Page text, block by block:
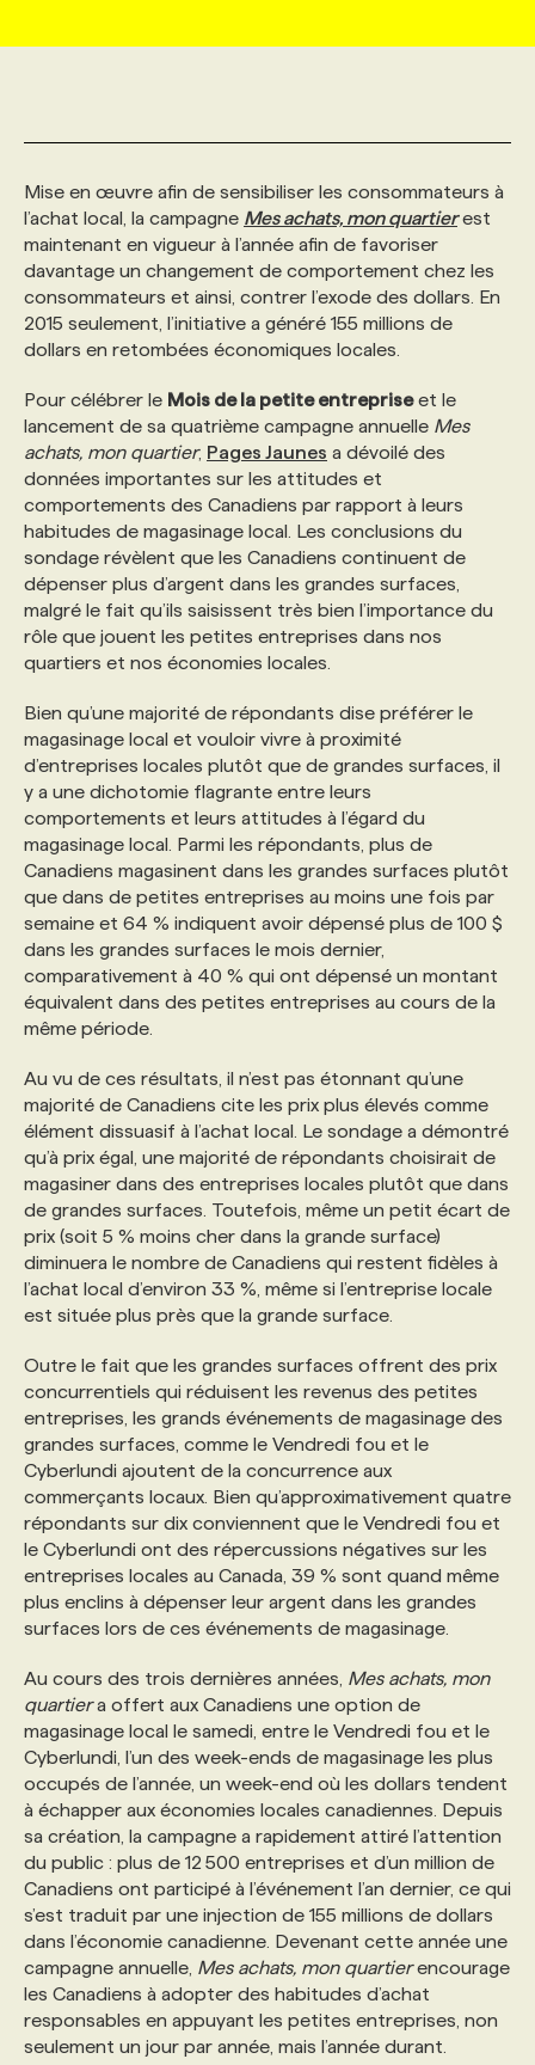
AFFAIRES DE L'INDUSTRIE
INITIATIVES NUMÉRIQUES
PRIX ET DISTINCTIONS
WEB & MÉDIAS SOCIAUX
MARKETING DURABLE
GEO/SEO
NOS AUTEUR‧RICES
INFOLETTRE PUBLICITÉ
ANNONCEZ AVEC NOUS
CONSULTER LA CVTHÈQUE
PROFIL ENTREPRISE
FAQ
ANNONCEZ AVEC NOUS
VOIR LES OFFRES
PROFIL CANDIDAT
FAQ
ANNONCEZ AVEC NOUS
NOS FORMATIONS EN LIGNE
NOS PARCOURS DE FORMATIONS
FORMATIONS PERSONNALISÉES
POURQUOI CHOISIR NOS FORMATIONS
NOS TARIFS
PROGRAMMES DE SUBVENTIONS
FAQ
ANNONCEZ AVEC NOUS
CHASSE DE TÊTE
SERVICE DE CHASSE DE TÊTE
NOS TARIFS
ANNONCEZ AVEC NOUS
Mise en œuvre afin de sensibiliser les consommateurs à
l’achat local, la campagne Mes achats, mon quartierest
maintenant en vigueur à l’année afin de favoriser
davantage un changement de comportement chez les
consommateurs et ainsi, contrer l’exode des dollars. En
2015 seulement, l’initiative a généré 155 millions de
dollars en retombées économiques locales.
Pour célébrer le Mois de la petite entrepriseet le
lancement de sa quatrième campagne annuelle Mes
achats, mon quartier, Pages Jaunes a dévoilé des
données importantes sur les attitudes et
comportements des Canadiens par rapport à leurs
habitudes de magasinage local. Les conclusions du
sondage révèlent que les Canadiens continuent de
dépenser plus d’argent dans les grandes surfaces,
malgré le fait qu’ils saisissent très bien l’importance du
rôle que jouent les petites entreprises dans nos
quartiers et nos économies locales.
Bien qu’une majorité de répondants dise préférer le
magasinage local et vouloir vivre à proximité
d’entreprises locales plutôt que de grandes surfaces, il
y a une dichotomie flagrante entre leurs
comportements et leurs attitudes à l’égard du
magasinage local. Parmi les répondants, plus de
Canadiens magasinent dans les grandes surfaces plutôt
que dans de petites entreprises au moins une fois par
semaine et 64 % indiquent avoir dépensé plus de 100 $
dans les grandes surfaces le mois dernier,
comparativement à 40 % qui ont dépensé un montant
équivalent dans des petites entreprises au cours de la
même période.
Au vu de ces résultats, il n’est pas étonnant qu’une
majorité de Canadiens cite les prix plus élevés comme
élément dissuasif à l’achat local. Le sondage a démontré
qu’à prix égal, une majorité de répondants choisirait de
magasiner dans des entreprises locales plutôt que dans
de grandes surfaces. Toutefois, même un petit écart de
prix (soit 5 % moins cher dans la grande surface)
diminuera le nombre de Canadiens qui restent fidèles à
l’achat local d’environ 33 %, même si l’entreprise locale
est située plus près que la grande surface.
Outre le fait que les grandes surfaces offrent des prix
concurrentiels qui réduisent les revenus des petites
entreprises, les grands événements de magasinage des
grandes surfaces, comme le Vendredi fou et le
Cyberlundi ajoutent de la concurrence aux
commerçants locaux. Bien qu’approximativement quatre
répondants sur dix conviennent que le Vendredi fou et
le Cyberlundi ont des répercussions négatives sur les
entreprises locales au Canada, 39 % sont quand même
plus enclins à dépenser leur argent dans les grandes
surfaces lors de ces événements de magasinage.
Au cours des trois dernières années, Mes achats, mon
quartiera offert aux Canadiens une option de
magasinage local le samedi, entre le Vendredi fou et le
Cyberlundi, l’un des week-ends de magasinage les plus
occupés de l’année, un week-end où les dollars tendent
à échapper aux économies locales canadiennes. Depuis
sa création, la campagne a rapidement attiré l’attention
du public : plus de 12 500 entreprises et d’un million de
Canadiens ont participé à l’événement l’an dernier, ce qui
s’est traduit par une injection de 155 millions de dollars
dans l’économie canadienne. Devenant cette année une
campagne annuelle, Mes achats, mon quartierencourage
les Canadiens à adopter des habitudes d’achat
responsables en appuyant les petites entreprises, non
seulement un jour par année, mais l’année durant.